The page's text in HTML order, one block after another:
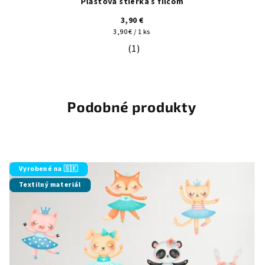
3,90 €
Jednotková
cena:
3,90 € / 1 ks
Priemerné hodnotenie produktu
(1)
Podobné produkty
Vyrobené na 🇸🇰
Textilný materiál